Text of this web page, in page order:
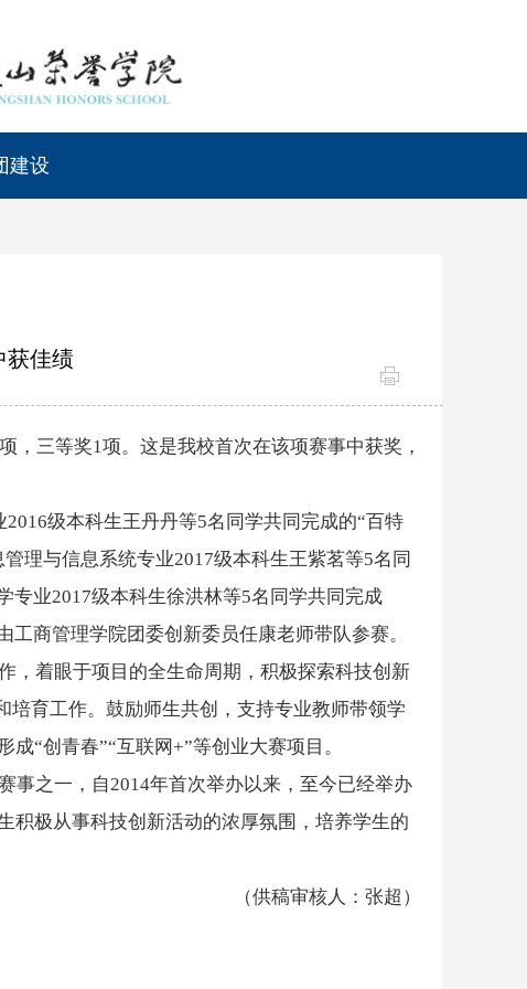
建设
获佳绩
三等奖1项。这是我校首次在该项赛事中获奖，
级本科生王丹丹等5名同学共同完成的“百特
理与信息系统专业2017级本科生王紫茗等5名同
专业2017级本科生徐洪林等5名同学共同完成
商管理学院团委创新委员任康老师带队参赛。
，着眼于项目的全生命周期，积极探索科技创新
培育工作。鼓励师生共创，支持专业教师带领学
“创青春”“互联网+”等创业大赛项目。
事之一，自2014年首次举办以来，至今已经举办
积极从事科技创新活动的浓厚氛围，培养学生的
（供稿审核人：张超）